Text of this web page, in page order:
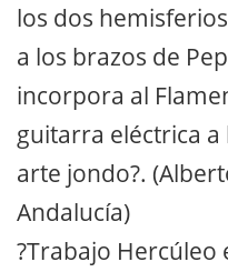
los dos
a los brazos de
incorpora al
guitarra eléctrica a
arte jondo?.
Andalucía)
?Trabajo Hercúleo